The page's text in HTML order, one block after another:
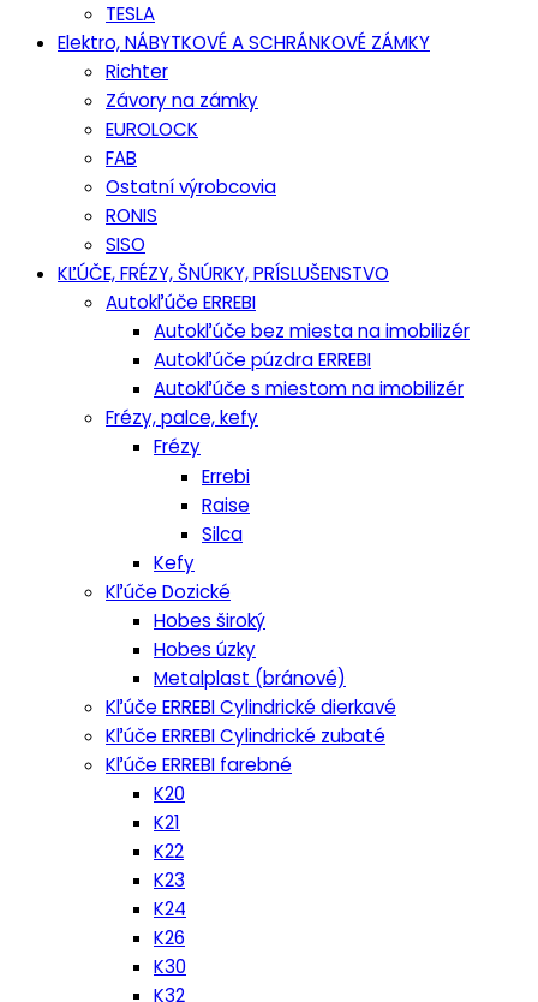
TESLA
Elektro, NÁBYTKOVÉ A SCHRÁNKOVÉ ZÁMKY
Richter
Závory na zámky
EUROLOCK
FAB
Ostatní výrobcovia
RONIS
SISO
KĽÚČE, FRÉZY, ŠNÚRKY, PRÍSLUŠENSTVO
Autokľúče ERREBI
Autokľúče bez miesta na imobilizér
Autokľúče púzdra ERREBI
Autokľúče s miestom na imobilizér
Frézy, palce, kefy
Frézy
Errebi
Raise
Silca
Kefy
Kľúče Dozické
Hobes široký
Hobes úzky
Metalplast (bránové)
Kľúče ERREBI Cylindrické dierkavé
Kľúče ERREBI Cylindrické zubaté
Kľúče ERREBI farebné
K20
K21
K22
K23
K24
K26
K30
K32